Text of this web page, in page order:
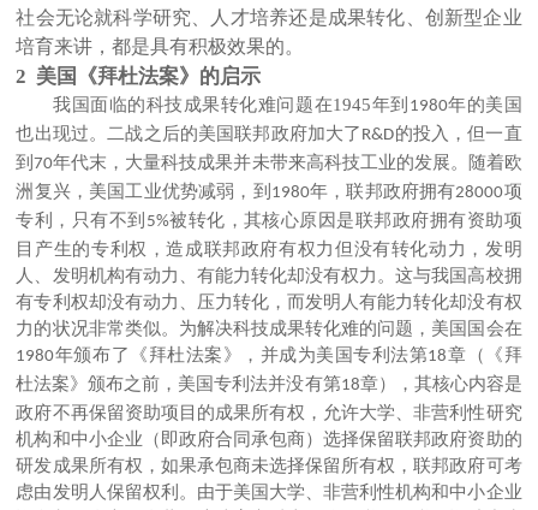
社会无论就科学研究、人才培养还是成果转化、创新型企业
培育来讲，都是具有积极效果的。
2 美国《拜杜法案》的启示
我国面临的科技成果转化难问题在1945年到 1980年的美国
也出现过。二战之后的美国联邦政府加大了 R&D的投入，但一直
到70年代末，大量科技成果并未带来高科技工业的发展。随着欧
洲复兴，美国工业优势减弱，到 1980年，联邦政府拥有28000项
专利，只有不到 5%被转化，其核心原因是联邦政府拥有资助项
目产生的专利权，造成联邦政府有权力但没有转化动力，发明
人、发明机构有动力、有能力转化却没有权力。这与我国高校拥
有专利权却没有动力、压力转化，而发明人有能力转化却没有权
力的状况非常类似。为解决科技成果转化难的问题，美国国会在
1980年颁布了《拜杜法案》，并成为美国专利法第18章（《拜
杜法案》颁布之前，美国专利法并没有第18章），其核心内容是
政府不再保留资助项目的成果所有权，允许大学、非营利性研究
机构和中小企业（即政府合同承包商）选择保留联邦政府资助的
研发成果所有权，如果承包商未选择保留所有权，联邦政府可考
虑由发明人保留权利。由于美国大学、非营利性机构和中小企业